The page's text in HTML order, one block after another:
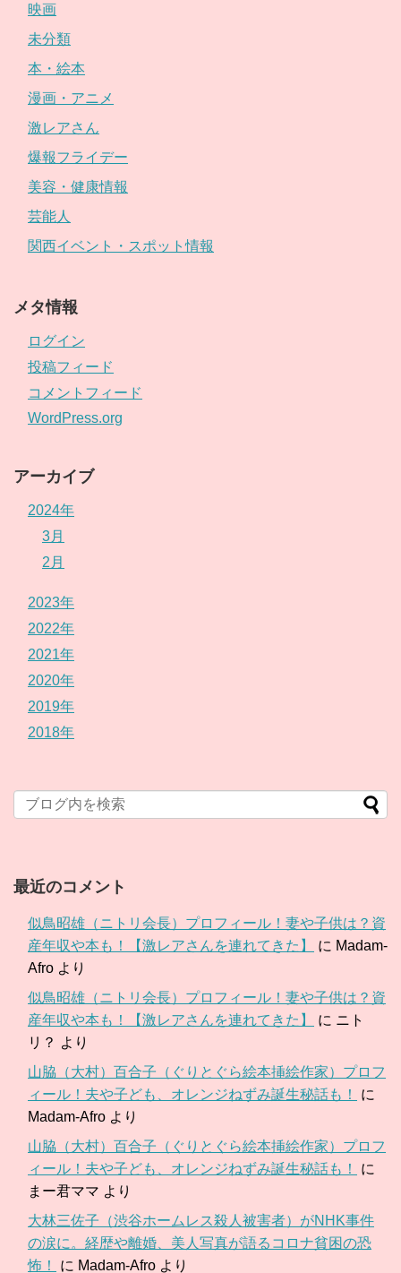
映画
未分類
本・絵本
漫画・アニメ
激レアさん
爆報フライデー
美容・健康情報
芸能人
関西イベント・スポット情報
メタ情報
ログイン
投稿フィード
コメントフィード
WordPress.org
アーカイブ
2024年
3月
2月
2023年
2022年
2021年
2020年
2019年
2018年
最近のコメント
似鳥昭雄（ニトリ会長）プロフィール！妻や子供は？資
産年収や本も！【激レアさんを連れてきた】
に Madam-
Afro より
似鳥昭雄（ニトリ会長）プロフィール！妻や子供は？資
産年収や本も！【激レアさんを連れてきた】
に ニト
リ？ より
山脇（大村）百合子（ぐりとぐら絵本挿絵作家）プロフ
ィール！夫や子ども、オレンジねずみ誕生秘話も！
に
Madam-Afro より
山脇（大村）百合子（ぐりとぐら絵本挿絵作家）プロフ
ィール！夫や子ども、オレンジねずみ誕生秘話も！
に
まー君ママ より
大林三佐子（渋谷ホームレス殺人被害者）がNHK事件
の涙に。経歴や離婚、美人写真が語るコロナ貧困の恐
怖！
に Madam-Afro より